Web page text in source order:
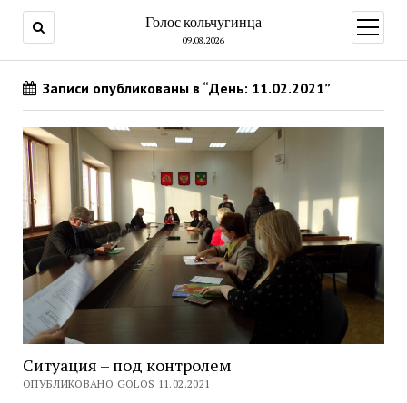
Голос кольчугинца
09.08.2026
меню
Записи опубликованы в “День: 11.02.2021”
Ситуация – под контролем
ОПУБЛИКОВАНО GOLOS 11.02.2021